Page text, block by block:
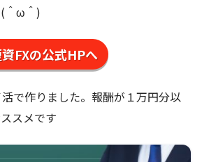
＾ω＾)
FXの公式HPへ
で作りました。報酬が１万円分以
スメです